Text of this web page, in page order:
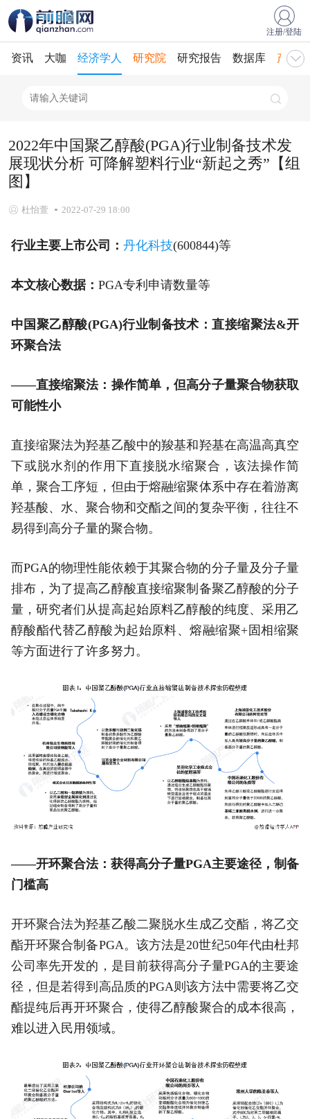
注册/登陆
资讯 大咖 经济学人 研究院 研究报告 数据库 产业
2022年中国聚乙醇酸(PGA)行业制备技术发
展现状分析 可降解塑料行业“新起之秀”【组
图】
杜怡萱 2022-07-29 18:00
行业主要上市公司： 丹化科技(600844)等
本文核心数据： PGA专利申请数量等
中国聚乙醇酸(PGA)行业制备技术：直接缩聚法&开
环聚合法
——直接缩聚法：操作简单，但高分子量聚合物获取
可能性小
直接缩聚法为羟基乙酸中的羧基和羟基在高温高真空
下或脱水剂的作用下直接脱水缩聚合，该法操作简
单，聚合工序短，但由于熔融缩聚体系中存在着游离
羟基酸、水、聚合物和交酯之间的复杂平衡，往往不
易得到高分子量的聚合物。
而PGA的物理性能依赖于其聚合物的分子量及分子量
排布，为了提高乙醇酸直接缩聚制备聚乙醇酸的分子
量，研究者们从提高起始原料乙醇酸的纯度、采用乙
醇酸酯代替乙醇酸为起始原料、熔融缩聚+固相缩聚
等方面进行了许多努力。
——开环聚合法：获得高分子量PGA主要途径，制备
门槛高
开环聚合法为羟基乙酸二聚脱水生成乙交酯，将乙交
酯开环聚合制备PGA。该方法是20世纪50年代由杜邦
公司率先开发的，是目前获得高分子量PGA的主要途
径，但是若得到高品质的PGA则该方法中需要将乙交
酯提纯后再开环聚合，使得乙醇酸聚合的成本很高，
难以进入民用领域。